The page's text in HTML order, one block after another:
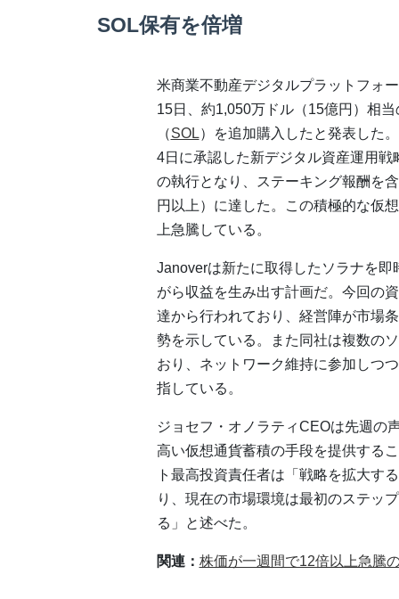
SOL保有を倍増
米商業不動産デジタルプラットフォ
15日、約1,050万ドル（15億円）相
（SOL）を追加購入したと発表した
4日に承認した新デジタル資産運用戦
の執行となり、ステーキング報酬を
円以上）に達した。この積極的な仮
上急騰している。
Janoverは新たに取得したソラナを
がら収益を生み出す計画だ。今回の
達から行われており、経営陣が市場
勢を示している。また同社は複数の
おり、ネットワーク維持に参加しつ
指している。
ジョセフ・オノラティCEOは先週の
高い仮想通貨蓄積の手段を提供する
ト最高投資責任者は「戦略を拡大す
り、現在の市場環境は最初のステッ
る」と述べた。
関連： 株価が一週間で12倍以上急騰